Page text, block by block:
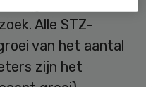
Alle STZ-
van het aantal
zijn het